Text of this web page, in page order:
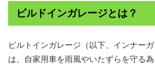
ビルドインガレージとは？
ビルトインガレージ（以下、インナー
は、
自家用車を雨風やいたずらを守る